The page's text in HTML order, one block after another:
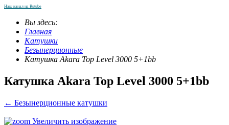
Наш канал на Rutube
Вы здесь:
Главная
Катушки
Безынерционные
Катушка Akara Top Level 3000 5+1bb
Катушка Akara Top Level 3000 5+1bb
← Безынерционные катушки
Увеличить изображение